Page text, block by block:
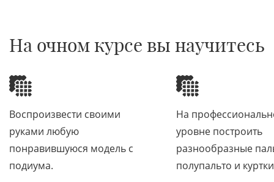
На очном курсе вы научитесь
Воспроизвести своими
руками любую
понравившуюся модель с
подиума.
На
уровне построить
разнообразные
полупальто и